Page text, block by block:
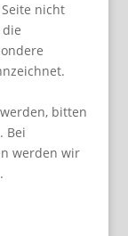
nicht
bitten
Bei
werden wir